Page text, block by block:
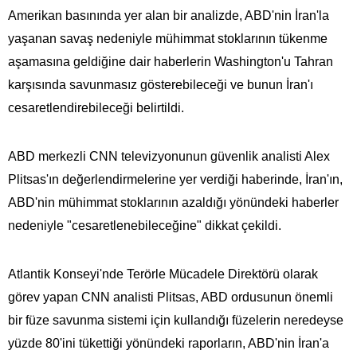
Amerikan basınında yer alan bir analizde, ABD'nin İran'la
yaşanan savaş nedeniyle mühimmat stoklarının tükenme
aşamasına geldiğine dair haberlerin Washington'u Tahran
karşısında savunmasız gösterebileceği ve bunun İran'ı
cesaretlendirebileceği belirtildi.
ABD merkezli CNN televizyonunun güvenlik analisti Alex
Plitsas'ın değerlendirmelerine yer verdiği haberinde, İran'ın,
ABD'nin mühimmat stoklarının azaldığı yönündeki haberler
nedeniyle "cesaretlenebileceğine" dikkat çekildi.
Atlantik Konseyi'nde Terörle Mücadele Direktörü olarak
görev yapan CNN analisti Plitsas, ABD ordusunun önemli
bir füze savunma sistemi için kullandığı füzelerin neredeyse
yüzde 80'ini tükettiği yönündeki raporların, ABD'nin İran'a